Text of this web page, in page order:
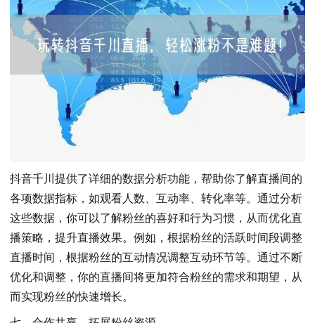
抖音千川提供了详细的数据分析功能，帮助你了解直播间的
各项数据指标，如观看人数、互动率、转化率等。通过分析
这些数据，你可以了解粉丝的喜好和行为习惯，从而优化直
播策略，提升直播效果。例如，根据粉丝的活跃时间段调整
直播时间，根据粉丝的互动情况调整互动环节等。通过不断
优化和调整，你的直播间将更加符合粉丝的需求和期望，从
而实现粉丝的快速增长。